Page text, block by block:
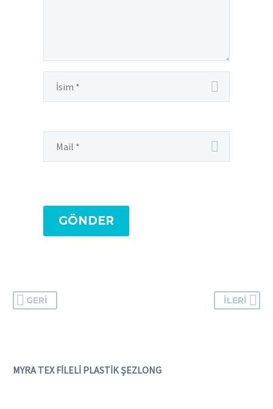
GÖNDER
GERI İLERI
MYRA TEX FİLELİ PLASTİK ŞEZLONG